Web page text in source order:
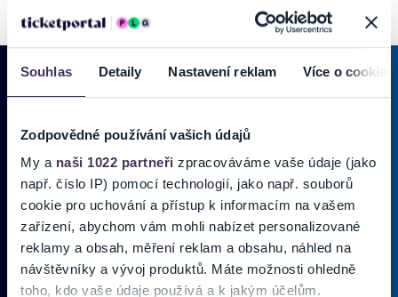
Souhlas Detaily Nastavení reklam Více o cookies
Zodpovědné používání vašich údajů
My a naši 1022 partneři zpracováváme vaše údaje (jako
např. číslo IP) pomocí technologií, jako např. souborů
cookie pro uchování a přístup k informacím na vašem
zařízení, abychom vám mohli nabízet personalizované
reklamy a obsah, měření reklam a obsahu, náhled na
návštěvníky a vývoj produktů. Máte možnosti ohledně
toho, kdo vaše údaje používá a k jakým účelům.
PRIHLÁSIŤ SA KODBERU NOVINIEK
Pridajte sa do zoznamu odberateľov a doručte si najnovšie špeciálne
ponuky priamo do doručenej pošty.
Vložte svoj email
Zadajte svoju e-mailovú adresu, na ktorú vám budeme zasielať